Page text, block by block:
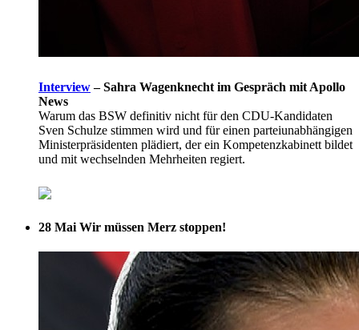
Interview– Sahra Wagenknecht im Gespräch mit Apollo
News
Warum das BSW definitiv nicht für den CDU-Kandidaten
Sven Schulze stimmen wird und für einen parteiunabhängigen
Ministerpräsidenten plädiert, der ein Kompetenzkabinett bildet
und mit wechselnden Mehrheiten regiert.
28 Mai Wir müssen Merz stoppen!